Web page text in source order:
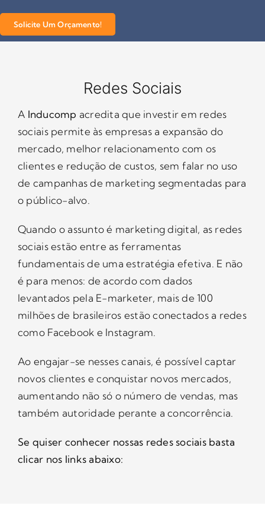
Solicite Um Orçamento!
Redes Sociais
A Inducomp acredita que investir em redes
sociais permite às empresas a expansão do
mercado, melhor relacionamento com os
clientes e redução de custos, sem falar no uso
de campanhas de marketing segmentadas para
o público-alvo.
Quando o assunto é marketing digital, as redes
sociais estão entre as ferramentas
fundamentais de uma estratégia efetiva. E não
é para menos: de acordo com dados
levantados pela E-marketer, mais de 100
milhões de brasileiros estão conectados a redes
como Facebook e Instagram.
Ao engajar-se nesses canais, é possível captar
novos clientes e conquistar novos mercados,
aumentando não só o número de vendas, mas
também autoridade perante a concorrência.
Se quiser conhecer nossas redes sociais basta
clicar nos links abaixo: